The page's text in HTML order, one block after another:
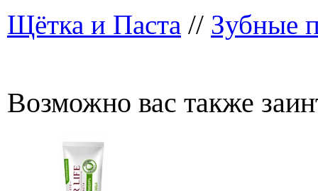
Щётка и Паста // Зубные
Возможно вас также